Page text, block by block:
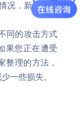
况，新浪、搜
同的攻击方式
果您正在遭受
整理的方法，
一些损失。